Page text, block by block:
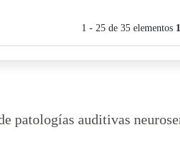
1 - 25 de 35 elementos 1
patologías auditivas